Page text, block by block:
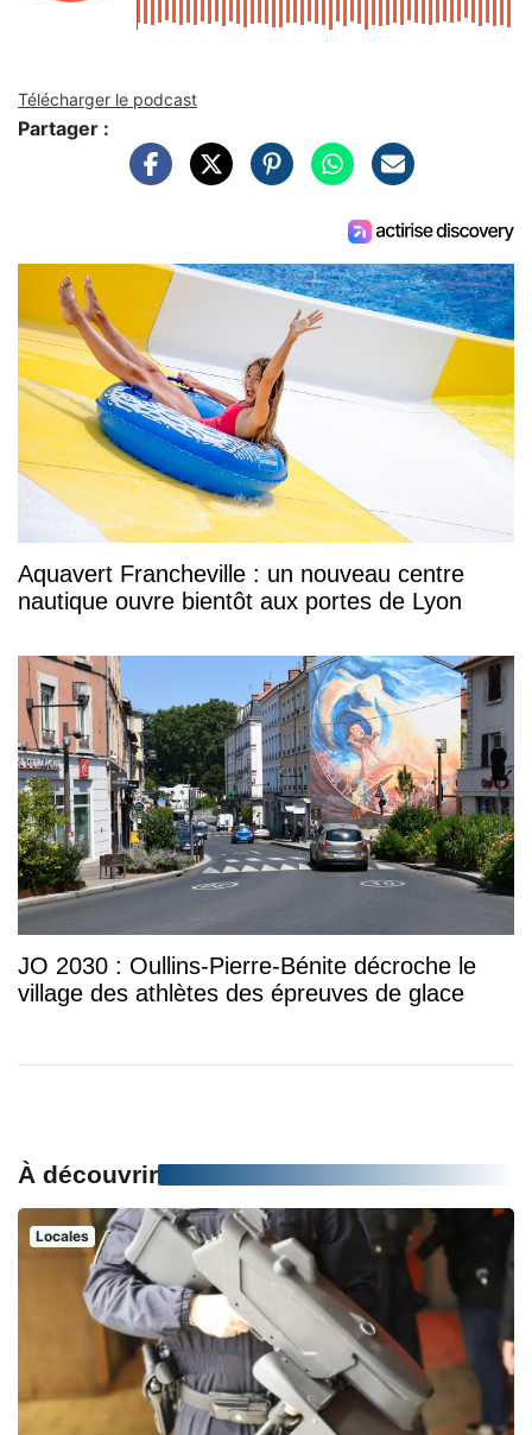
Télécharger le podcast
Partager :
Aquavert Francheville : un nouveau centre
nautique ouvre bientôt aux portes de Lyon
JO 2030 : Oullins-Pierre-Bénite décroche le
village des athlètes des épreuves de glace
À découvrir
Locales